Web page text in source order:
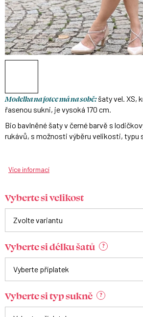
Modelka na fotce má na sobě:šaty vel. XS,
řasenou sukni, je vysoká 170 cm.
Bio bavlněné šaty v černé barvě s
rukávů, s možnosti výběru velikosti, typu
Více informací
Vyberte si velikost
Vyberte si délku šatů ?
Vyberte si typ sukně ?